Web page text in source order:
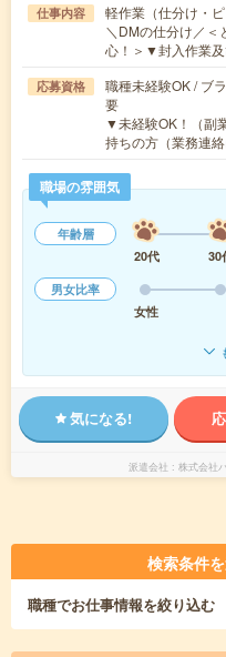
仕事内容
軽作業（仕分け・
＼DMの仕分け／＜
心！＞▼封入作業
応募資格
職種未経験OK / ブ
要
▼未経験OK！（副
持ちの方（業務連
職場の雰囲気
年齢層
20代
30
男女比率
女性
気になる!
派遣会社 株式会社
検索条件
職種でお仕事情報を絞り込む